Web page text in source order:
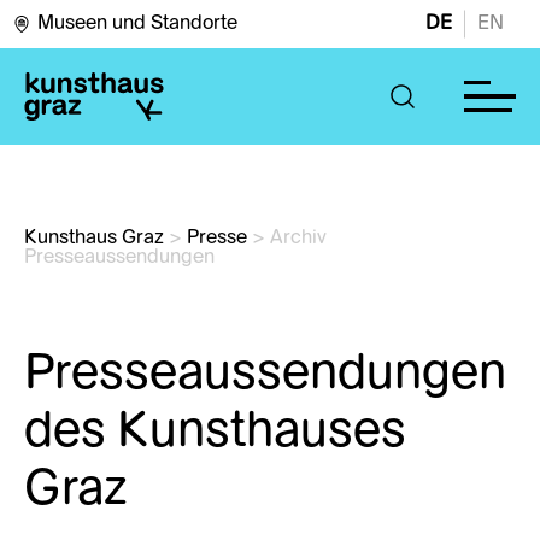
Museen und Standorte DE EN
Kunsthaus Graz > Presse > Archiv
Presseaussendungen
Presseaussendungen
des Kunsthauses
Graz